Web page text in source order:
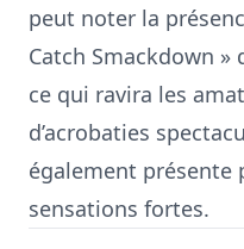
peut noter la
Catch Smackdown »
ce qui ravira les
d’acrobaties
également présente
sensations fortes.